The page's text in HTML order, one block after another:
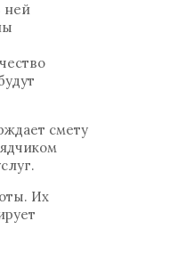
ней
смету
Их